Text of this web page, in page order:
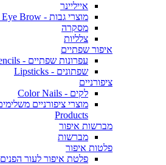
אייליינר
מוצרי גבות - For Eye Brow
מסקרה
צלליות
איפור שפתיים
עפרונות שפתיים - Lip Pencils
שפתונים - Lipsticks
ציפורניים
לקים - Color Nails
Products
מברשות איפור
מברשות
פלטות איפור
פלטת איפור לעור הפנים